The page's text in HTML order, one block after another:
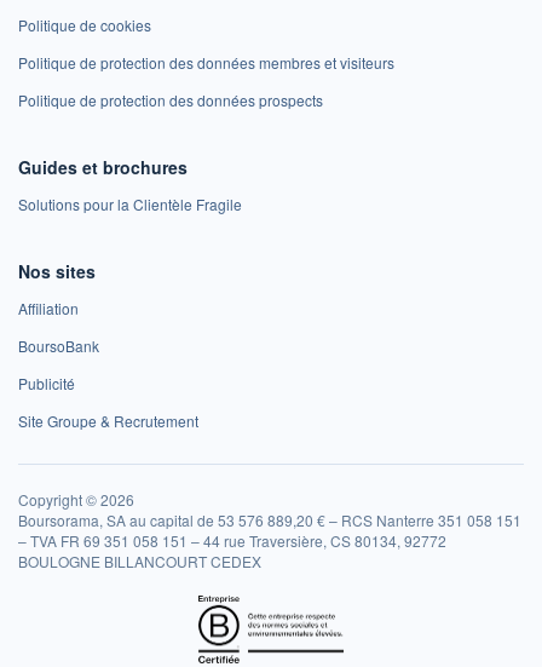
Politique de cookies
Politique de protection des données membres et visiteurs
Politique de protection des données prospects
Guides et brochures
Solutions pour la Clientèle Fragile
Nos sites
Affiliation
BoursoBank
Publicité
Site Groupe & Recrutement
Copyright © 2026
Boursorama, SA au capital de 53 576 889,20 € – RCS Nanterre 351 058 151
– TVA FR 69 351 058 151 – 44 rue Traversière, CS 80134, 92772
BOULOGNE BILLANCOURT CEDEX